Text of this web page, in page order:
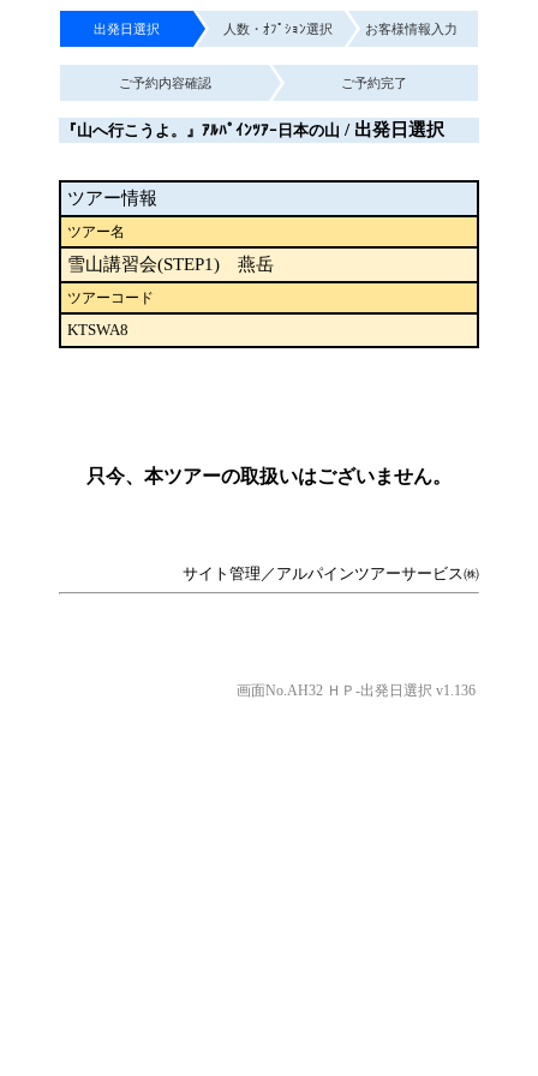
出発日選択 人数・ｵﾌﾟｼｮﾝ選択 お客様情報入力
ご予約内容確認 ご予約完了
『山へ行こうよ。』ｱﾙﾊﾟｲﾝﾂｱｰ日本の山 / 出発日選択
ツアー情報
ツアー名
雪山講習会(STEP1) 燕岳
ツアーコード
KTSWA8
只今、本ツアーの取扱いはございません。
サイト管理／アルパインツアーサービス㈱
画面No.AH32 ＨＰ-出発日選択 v1.136